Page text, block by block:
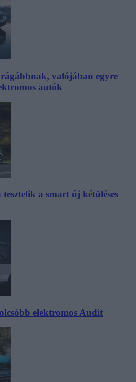
valójában egyre
autók
a smart új kétüléses
elektromos Audit